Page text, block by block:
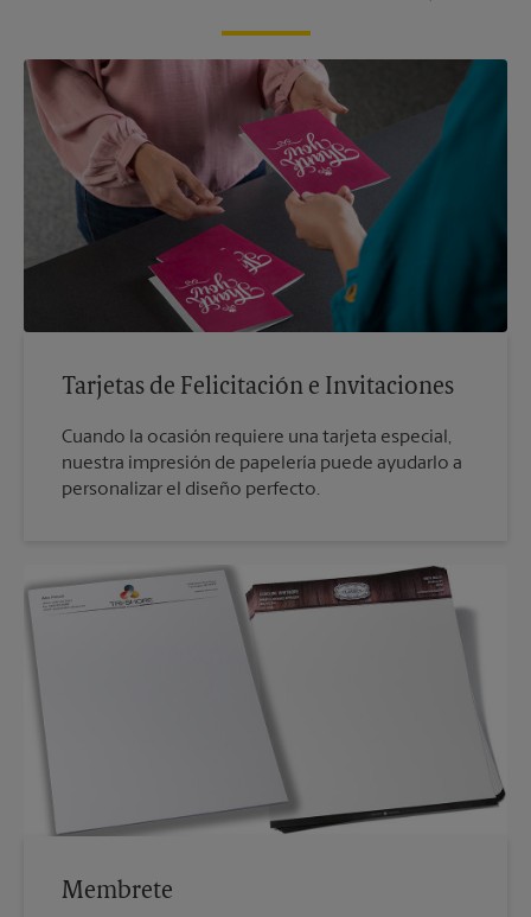
Tarjetas de Felicitación e Invitaciones
Cuando la ocasión requiere una tarjeta especial,
nuestra impresión de papelería puede ayudarlo a
personalizar el diseño perfecto.
Membrete